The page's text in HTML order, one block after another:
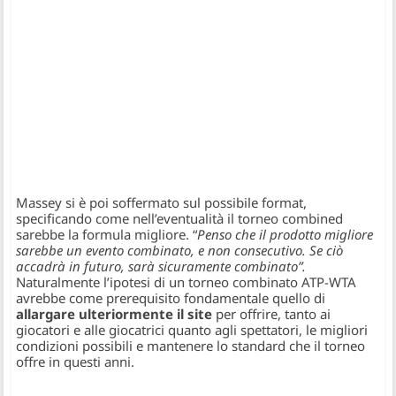
Massey si è poi soffermato sul possibile format,
specificando come nell’eventualità il torneo combined
sarebbe la formula migliore. “Penso che il prodotto migliore
sarebbe un evento combinato, e non consecutivo. Se ciò
accadrà in futuro, sarà sicuramente combinato”.
Naturalmente l’ipotesi di un torneo combinato ATP-WTA
avrebbe come prerequisito fondamentale quello di
allargare ulteriormente il site per offrire, tanto ai
giocatori e alle giocatrici quanto agli spettatori, le migliori
condizioni possibili e mantenere lo standard che il torneo
offre in questi anni.